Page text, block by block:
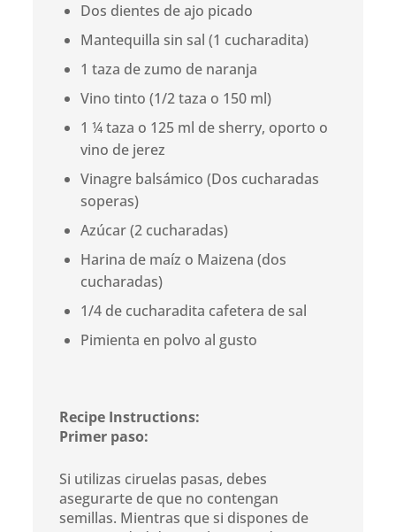
Dos dientes de ajo picado
Mantequilla sin sal (1 cucharadita)
1 taza de zumo de naranja
Vino tinto (1/2 taza o 150 ml)
1 ¼ taza o 125 ml de sherry, oporto o
vino de jerez
Vinagre balsámico (Dos cucharadas
soperas)
Azúcar (2 cucharadas)
Harina de maíz o Maizena (dos
cucharadas)
1/4 de cucharadita cafetera de sal
Pimienta en polvo al gusto
Recipe Instructions:
Primer paso:
Si utilizas ciruelas pasas, debes
asegurarte de que no contengan
semillas. Mientras que si dispones de